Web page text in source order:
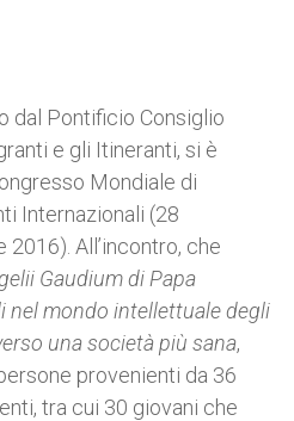
dal Pontificio Consiglio
e gli Itineranti, si è
Mondiale di
Internazionali (28
All’incontro, che
Gaudium di Papa
nel mondo intellettuale degli
una società più sana,
provenienti da 36
tra cui 30 giovani che